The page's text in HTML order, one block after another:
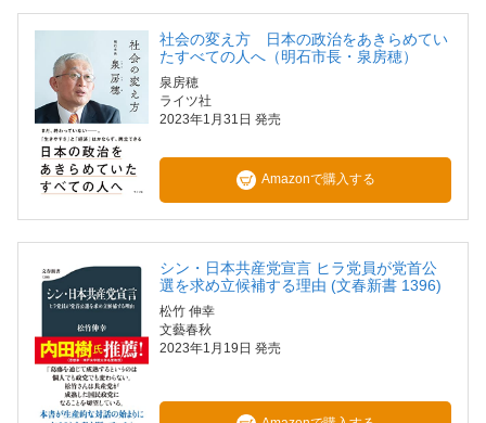
社会の変え方 日本の政治をあきらめてい
たすべての人へ（明石市長・泉房穂）
泉房穂
ライツ社
2023年1月31日 発売
Amazonで購入する
シン・日本共産党宣言 ヒラ党員が党首公
選を求め立候補する理由 (文春新書 1396)
松竹 伸幸
文藝春秋
2023年1月19日 発売